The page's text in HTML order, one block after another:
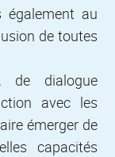
au
de toutes
de dialogue
avec les
émerger de
capacités